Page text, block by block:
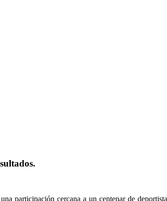
participación cercana a un centenar de